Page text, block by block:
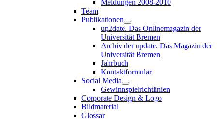
Meldungen 2008-2010
Team
Publikationen
up2date. Das Onlinemagazin der
Universität Bremen
Archiv der update. Das Magazin der
Universität Bremen
Jahrbuch
Kontaktformular
Social Media
Gewinnspielrichtlinien
Corporate Design & Logo
Bildmaterial
Glossar